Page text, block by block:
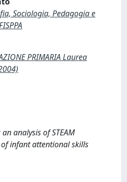
Sociologia, Pedagogia e
PRIMARIA Laurea
analysis of STEAM
infant attentional skills